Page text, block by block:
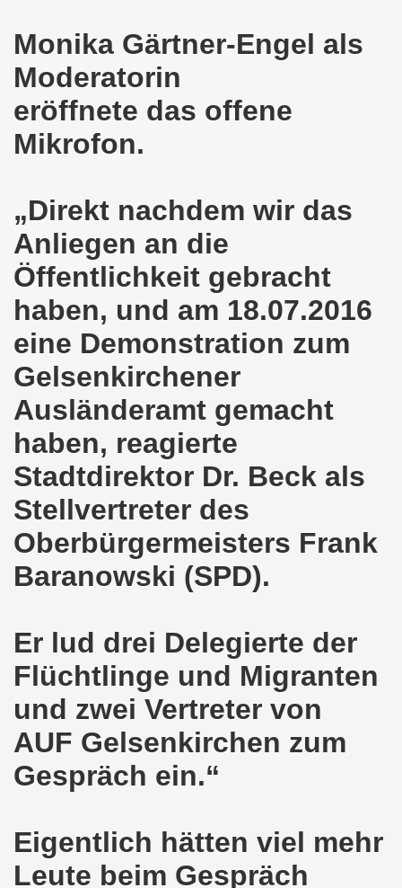
Monika Gärtner-Engel als
Moderatorin
eröffnete das offene
Mikrofon.
„Direkt nachdem wir das
Anliegen an die
Öffentlichkeit gebracht
haben, und am 18.07.2016
eine Demonstration zum
Gelsenkirchener
Ausländeramt gemacht
haben, reagierte
Stadtdirektor Dr. Beck als
Stellvertreter des
Oberbürgermeisters Frank
Baranowski (SPD).
Er lud drei Delegierte der
Flüchtlinge und Migranten
und zwei Vertreter von
AUF Gelsenkirchen zum
Gespräch ein.“
Eigentlich hätten viel mehr
Leute beim Gespräch
am 13.09.2021 im direkten Gespräch -
solidarisch am 12.07.2021 mit Stefan Engel,
Bewegung Gelsenkirchen am 12.07.2021!
Gelsenkirchener Montagsdemo-Bewegung am
Bewegung am 17.05.2021 setzt Zeichen der Solidarität
am 12.04.2021: Klare Kante gegen Corona-
als einer der Schwerpunkt-Themen am 12.04.2021 der
am 29.03.2021 mit großem Zuspruch -
Bewegung am 29.03.2021 steht konsequent
sendet kämpferische Grüße am 08.03.2021 zum
Bewegung am 08.03.2021 im Zeichen des
Montagsdemo-Bewegung am 08. März
bei Eiseskälte gegen die katastrophale Flüchtlings-
Montagsdemo-Bewegung am 11. Januar 2021
Bewegung am 23.11.2020 zum heißen Eisen Corona
Bewegung am 02.11.2020 - auf der Straße gegen das
am 10.10.2020 in Düsseldorf
Montagsdemo-Bewegung am 02. November 2020
auf die Bevölkerung! Beschäftigte und Arbeitslose
ruft auf: Kommt mit am 10.10.2020 gemeinsam